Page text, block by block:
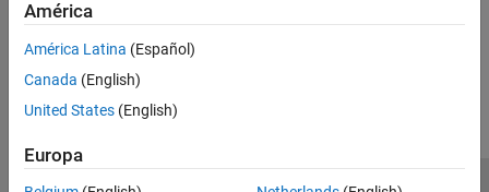
América
América Latina (Español)
Canada (English)
United States (English)
Europa